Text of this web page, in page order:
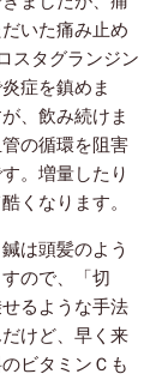
いた痛み止め
スタグランジン
症を鎮めま
、飲み続けま
の循環を阻害
。増量したり
くなります。
は頭髪のよう
ので、「切
るような手法
けど、早く来
ビタミンＣも